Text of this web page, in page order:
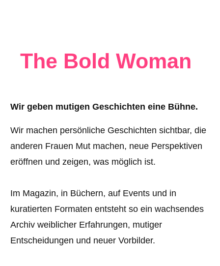
The Bold Woman
Wir geben mutigen Geschichten eine Bühne.
Wir machen persönliche Geschichten sichtbar, die
anderen Frauen Mut machen, neue Perspektiven
eröffnen und zeigen, was möglich ist.
Im Magazin, in Büchern, auf Events und in
kuratierten Formaten entsteht so ein wachsendes
Archiv weiblicher Erfahrungen, mutiger
Entscheidungen und neuer Vorbilder.